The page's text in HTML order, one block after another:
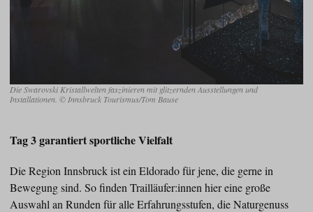
Die Swarovski Kristallwelten faszinieren mit glitzernden Ausstellungen und
Installationen. © Innsbruck Tourismus/Tom Bause
Tag 3 garantiert sportliche Vielfalt
Die Region Innsbruck ist ein Eldorado für jene, die gerne in
Bewegung sind. So finden Trailläufer:innen hier eine große
Auswahl an Runden für alle Erfahrungsstufen, die Naturgenuss